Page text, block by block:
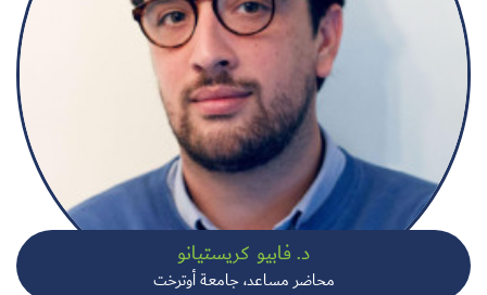
د. فابيو كريستيانو
محاضر مساعد، جامعة أوترخت